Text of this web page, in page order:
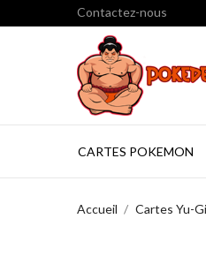
Contactez-nous
CARTES POKEMON
Accueil Cartes Yu-